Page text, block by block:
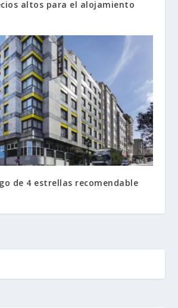
altos para el alojamiento
de 4 estrellas recomendable